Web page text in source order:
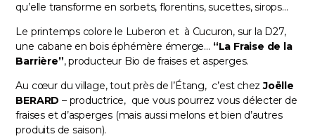
qu’elle transforme en sorbets, florentins, sucettes, sirops…
Le printemps colore le Luberon et à Cucuron, sur la D27,
une cabane en bois éphémère émerge… “La Fraise de la
Barrière”, producteur Bio de fraises et asperges.
Au cœur du village, tout près de l’Étang, c’est chezJoëlle
BERARD – productrice, que vous pourrez vous délecter de
fraises et d’asperges (mais aussi melons et bien d’autres
produits de saison).